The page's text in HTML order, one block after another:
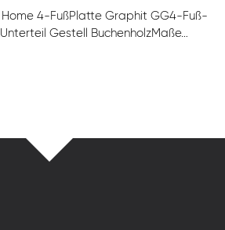
4-FußPlatte Graphit GG4-Fuß-
Gestell BuchenholzMaße…